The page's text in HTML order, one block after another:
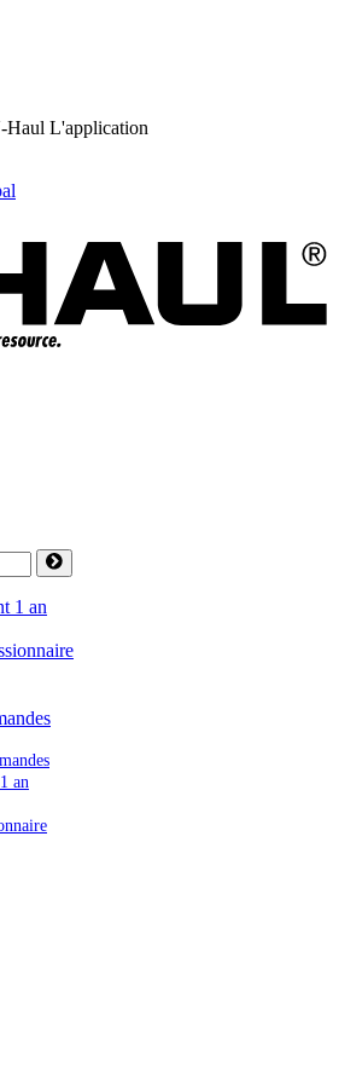
Haul L'application
1 an
an